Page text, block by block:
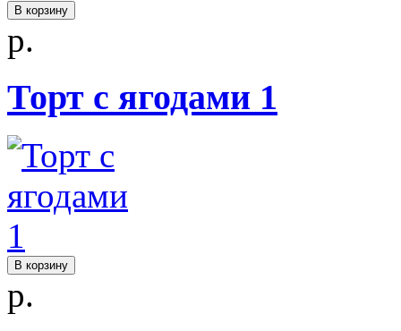
В корзину
р.
Торт с ягодами 1
В корзину
р.